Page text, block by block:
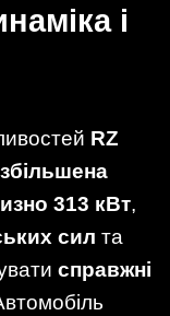
і
RZ
збільшена
313 кВт,
сил та
справжні